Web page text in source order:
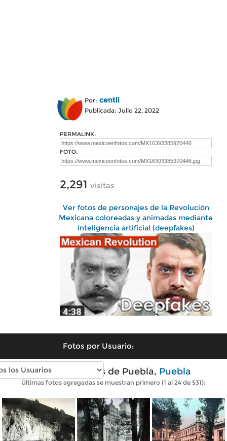
Por: centli
Publicada: Julio 22, 2022
PERMALINK:
FOTO:
2,291 visitas
Ver fotos de personajes de la Revolución
Mexicana coloreadas y animadas mediante
inteligencia artificial (deepfakes)
Fotos por Usuario:
Fotos antiguas de Puebla, Puebla
Últimas fotos agregadas se muestran primero (1 al 24 de 531):